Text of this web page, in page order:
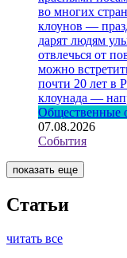
во многих
клоунов —
дарят людям
отвлечься от
можно
почти 20 лет в
клоунада —
Общественные
07.08.2026
События
показать еще
Статьи
читать все